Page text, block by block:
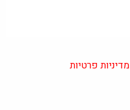
מדיניות פרטיות